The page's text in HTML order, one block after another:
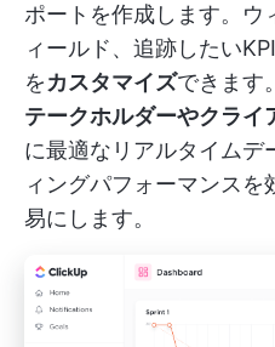
ポートを作成します。ウ
ィールド、追跡したい
をカスタマイズできます
テークホルダーやクライ
に最適なリアルタイムデ
ィングパフォーマンス
易にします。